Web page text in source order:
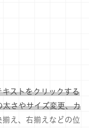
キストをクリックする
さやサイズ変更、カ
え、右揃えなどの位